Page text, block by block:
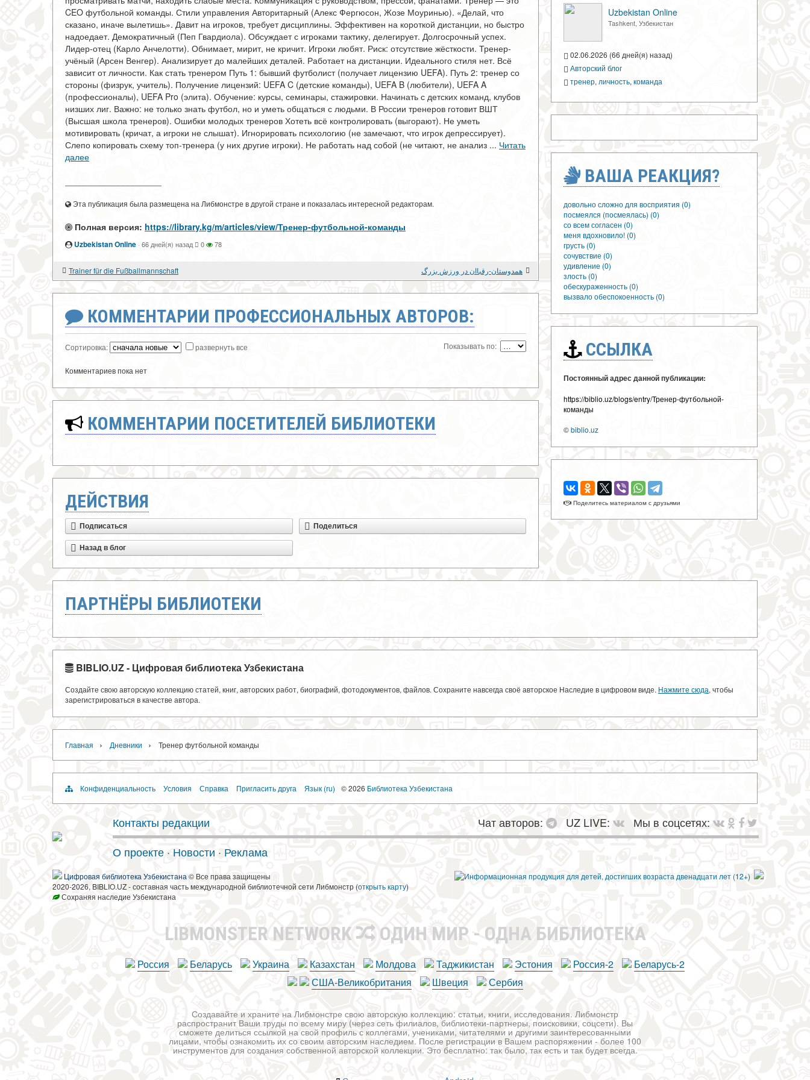
CEO футбольной команды. Стили управления Авторитарный (Алекс Фергюсон, Жозе Моуринью). «Делай, что
сказано, иначе вылетишь». Давит на игроков, требует дисциплины. Эффективен на короткой дистанции, но быстро
надоедает. Демократичный (Пеп Гвардиола). Обсуждает с игроками тактику, делегирует. Долгосрочный успех.
Лидер-отец (Карло Анчелотти). Обнимает, мирит, не кричит. Игроки любят. Риск: отсутствие жёсткости. Тренер-
учёный (Арсен Венгер). Анализирует до малейших деталей. Работает на дистанции. Идеального стиля нет. Всё
зависит от личности. Как стать тренером Путь 1: бывший футболист (получает лицензию UEFA). Путь 2: тренер со
стороны (физрук, учитель). Получение лицензий: UEFA C (детские команды), UEFA B (любители), UEFA A
(профессионалы), UEFA Pro (элита). Обучение: курсы, семинары, стажировки. Начинать с детских команд, клубов
низших лиг. Важно: не только знать футбол, но и уметь общаться с людьми. В России тренеров готовит ВШТ
(Высшая школа тренеров). Ошибки молодых тренеров Хотеть всё контролировать (выгорают). Не уметь
мотивировать (кричат, а игроки не слышат). Игнорировать психологию (не замечают, что игрок депрессирует).
Слепо копировать схему топ-тренера (у них другие игроки). Не работать над собой (не читают, не анализ ... Читать
далее
Эта публикация была размещена на Либмонстре в другой стране и показалась интересной редакторам.
Полная версия: https://library.kg/m/articles/view/Тренер-футбольной-команды
Uzbekistan Online · 66 дней(я) назад 0 78
Trainer für die Fußballmannschaft همدوستان-رقباان در ورزش بزرگ
КОММЕНТАРИИ ПРОФЕССИОНАЛЬНЫХ АВТОРОВ:
Сортировка: развернуть все Показывать по:
Комментариев пока нет
КОММЕНТАРИИ ПОСЕТИТЕЛЕЙ БИБЛИОТЕКИ
ДЕЙСТВИЯ
Подписаться Поделиться
Назад в блог
Uzbekistan Online
Tashkent, Узбекистан
02.06.2026 (66 дней(я) назад)
Авторский блог
тренер, личность, команда
ВАША РЕАКЦИЯ?
довольно сложно для восприятия (0)
посмеялся (посмеялась) (0)
со всем согласен (0)
меня вдохновило! (0)
грусть (0)
сочувствие (0)
удивление (0)
злость (0)
обескураженность (0)
вызвало обеспокоенность (0)
ССЫЛКА
Постоянный адрес данной публикации:
https://biblio.uz/blogs/entry/Тренер-футбольной-
команды
©biblio.uz
Поделитесь материалом с друзьями
ПАРТНЁРЫ БИБЛИОТЕКИ
BIBLIO.UZ - Цифровая библиотека Узбекистана
Создайте свою авторскую коллекцию статей, книг, авторских работ, биографий, фотодокументов, файлов. Сохраните навсегда своё авторское Наследие в цифровом виде. Нажмите сюда, чтобы
зарегистрироваться в качестве автора.
Главная › Дневники › Тренер футбольной команды
Конфиденциальность Условия Справка Пригласить друга Язык (ru) © 2026 Библиотека Узбекистана
Контакты редакции Чат авторов: UZ LIVE:
Мы в соцсетях:
О проекте · Новости · Реклама
Цифровая библиотека Узбекистана © Все права защищены
2020-2026, BIBLIO.UZ - составная часть международной библиотечной сети Либмонстр (открыть карту)
Сохраняя наследие Узбекистана
LIBMONSTER NETWORK ОДИН МИР - ОДНА БИБЛИОТЕКА
Россия Беларусь Украина Казахстан Молдова Таджикистан Эстония Россия-2
Беларусь-2
США-Великобритания
Швеция Сербия
Создавайте и храните на Либмонстре свою авторскую коллекцию: статьи, книги, исследования. Либмонстр
распространит Ваши труды по всему миру (через сеть филиалов, библиотеки-партнеры, поисковики, соцсети). Вы
сможете делиться ссылкой на свой профиль с коллегами, учениками, читателями и другими заинтересованными
лицами, чтобы ознакомить их со своим авторским наследием. После регистрации в Вашем распоряжении - более 100
инструментов для создания собственной авторской коллекции. Это бесплатно: так было, так есть и так будет всегда.